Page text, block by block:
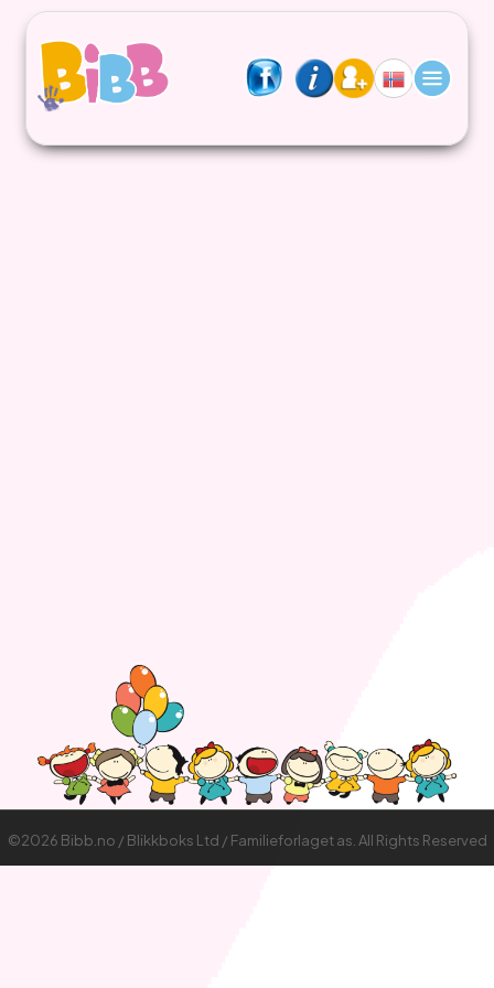
©2026 Bibb.no / Blikkboks Ltd / Familieforlaget as. All Rights Reserved